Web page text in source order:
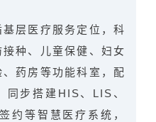
层医疗服务定位，科
种、儿童保健、妇女
药房等功能科室，配
同步搭建HIS、LIS、
约等智慧医疗系统，